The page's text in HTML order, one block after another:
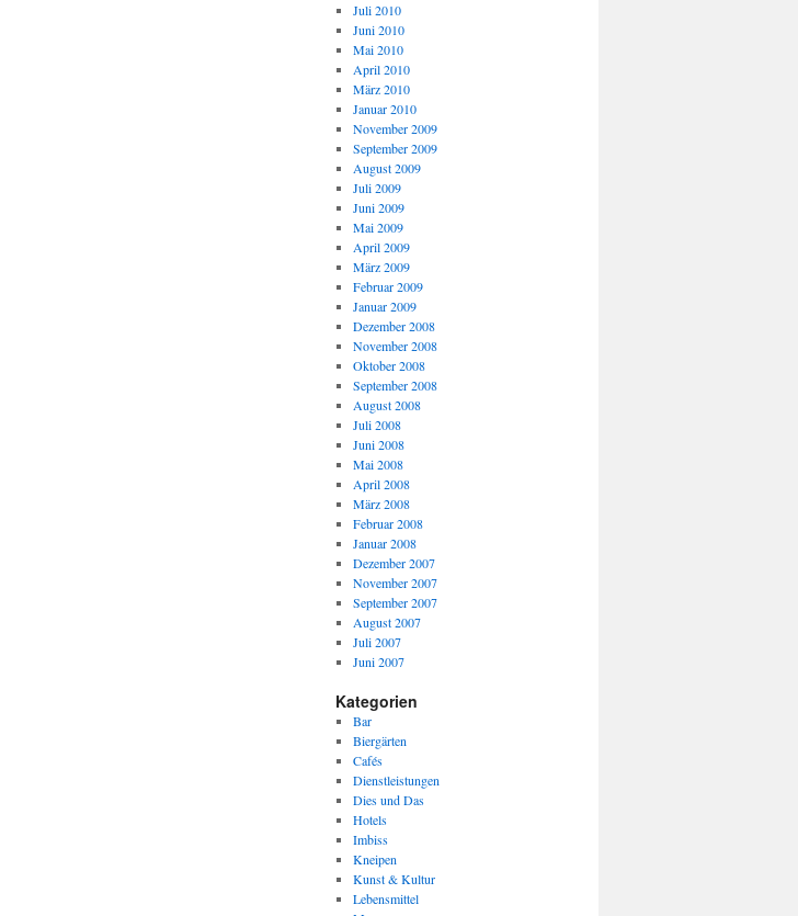
Juli 2010
Juni 2010
Mai 2010
April 2010
März 2010
Januar 2010
November 2009
September 2009
August 2009
Juli 2009
Juni 2009
Mai 2009
April 2009
März 2009
Februar 2009
Januar 2009
Dezember 2008
November 2008
Oktober 2008
September 2008
August 2008
Juli 2008
Juni 2008
Mai 2008
April 2008
März 2008
Februar 2008
Januar 2008
Dezember 2007
November 2007
September 2007
August 2007
Juli 2007
Juni 2007
Kategorien
Bar
Biergärten
Cafés
Dienstleistungen
Dies und Das
Hotels
Imbiss
Kneipen
Kunst & Kultur
Lebensmittel